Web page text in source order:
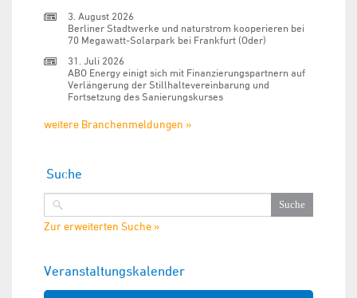
3. August 2026
Berliner Stadtwerke und naturstrom kooperieren bei
70 Megawatt-Solarpark bei Frankfurt (Oder)
31. Juli 2026
ABO Energy einigt sich mit Finanzierungspartnern auf
Verlängerung der Stillhaltevereinbarung und
Fortsetzung des Sanierungskurses
weitere Branchenmeldungen »
Suche
Zur erweiterten Suche »
Veranstaltungskalender